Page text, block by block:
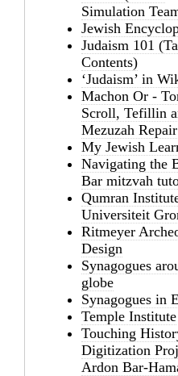
Simulation
Jewish
Judaism 101
Contents)
‘Judaism’ in
Machon Or -
Scroll, Tefillin
Mezuzah Repair
My Jewish
Navigating the
Bar mitzvah
Qumran
Universiteit
Ritmeyer
Design
Synagogues
globe
Synagogues in
Temple Institute
Touching
Digitization
Ardon Bar-